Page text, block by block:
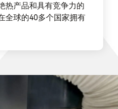
热产品和具有竞争力的
全球的40多个国家拥有